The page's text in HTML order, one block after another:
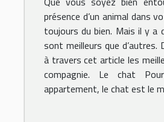
présence d’un animal dans
toujours du bien. Mais il y a
sont meilleurs que d’autres.
à travers cet article les
compagnie. Le chat
appartement, le chat est le